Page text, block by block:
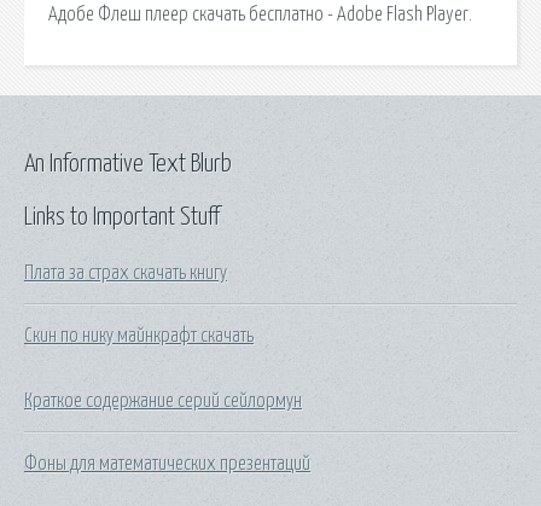
Адобе Флеш плеер скачать бесплатно - Adobe Flash Player.
Links to Important Stuff
Плата за страх скачать книгу
Скин по нику майнкрафт скачать
Краткое содержание серий сейлормун
Фоны для математических презентаций
An Informative Text Blurb